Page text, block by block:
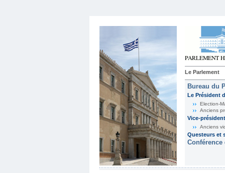
Le Parlement
Bureau du
Le Président
Election-
Anciens
Vice-
Anciens
Questeurs et